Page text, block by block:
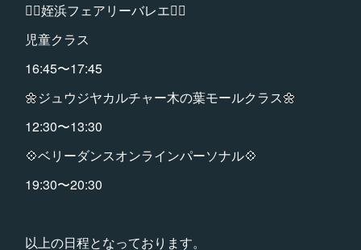
🧚‍♀️姪浜フェアリーバレエ🧚‍♀️
児童クラス
16:45〜17:45
🌼ジュウジヤカルチャー木の葉モールクラス🌼
12:30〜13:30
💠ベリーダンスオンラインパーソナル💠
19:30〜20:30
以上の日程となっております。